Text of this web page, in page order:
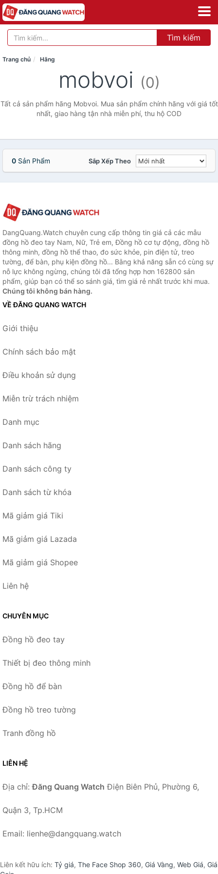
Tìm kiếm
Trang chủ Hãng
mobvoi (0)
Tất cả sản phẩm hãng Mobvoi. Mua sản phẩm chính hãng với giá tốt
nhất, giao hàng tận nhà miễn phí, thu hộ COD
0 Sản Phẩm Sắp Xếp Theo
DangQuang.Watch chuyên cung cấp thông tin giá cả các mẫu
đồng hồ đeo tay Nam, Nữ, Trẻ em, Đồng hồ cơ tự động, đồng hồ
thông minh, đồng hồ thể thao, đo sức khỏe, pin điện tử, treo
tường, để bàn, phụ kiện đồng hồ... Bằng khả năng sẵn có cùng sự
nỗ lực không ngừng, chúng tôi đã tổng hợp hơn 162800 sản
phẩm, giúp bạn có thể so sánh giá, tìm giá rẻ nhất trước khi mua.
Chúng tôi không bán hàng.
VỀ ĐĂNG QUANG WATCH
Giới thiệu
Chính sách bảo mật
Điều khoản sử dụng
Miễn trừ trách nhiệm
Danh mục
Danh sách hãng
Danh sách công ty
Danh sách từ khóa
Mã giảm giá Tiki
Mã giảm giá Lazada
Mã giảm giá Shopee
Liên hệ
CHUYÊN MỤC
Đồng hồ đeo tay
Thiết bị đeo thông minh
Đồng hồ để bàn
Đồng hồ treo tường
Tranh đồng hồ
LIÊN HỆ
Địa chỉ:Đăng Quang Watch Điện Biên Phủ, Phường 6,
Quận 3, Tp.HCM
Email: lienhe@dangquang.watch
Liên kết hữu ích: Tỷ giá, The Face Shop 360, Giá Vàng, Web Giá, Giá